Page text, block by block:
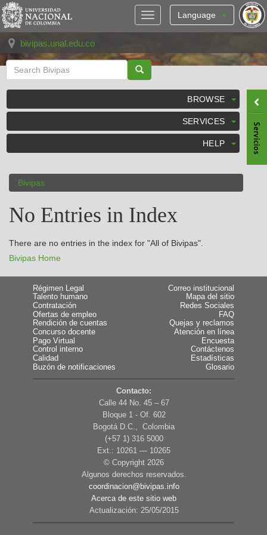
Skip
navigation
Language
bivipas.unal.edu.co
BROWSE
SERVICES
HELP
Bivipas
No Entries in Index
There are no entries in the index for "All of Bivipas".
Bivipas Home
Régimen Legal
Talento humano
Contratación
Ofertas de empleo
Rendición de cuentas
Concurso docente
Pago Virtual
Control interno
Calidad
Buzón de notificaciones
Correo institucional
Mapa del sitio
Redes Sociales
FAQ
Quejas y reclamos
Atención en línea
Encuesta
Contáctenos
Estadísticas
Glosario
Contacto:
Calle 44 No. 45 – 67
Bloque 1 - Of. 602
Bogotá D.C., Colombia
(+57 1) 316 5000
Ext.: 10261 — 10265
© Copyright 2026
Algunos derechos reservados.
coordinacion@bivipas.info
Acerca de este sitio web
Actualización: 25/05/2015